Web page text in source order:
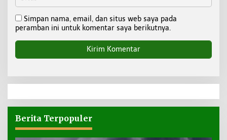
Simpan nama, email, dan situs web saya pada
peramban ini untuk komentar saya berikutnya.
Berita Terpopuler